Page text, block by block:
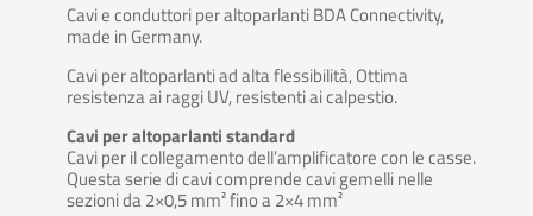
Cavi e conduttori per altoparlanti BDA Connectivity,
made in Germany.
Cavi per altoparlanti ad alta flessibilità, Ottima
resistenza ai raggi UV, resistenti ai calpestio.
Cavi per altoparlanti standard
Cavi per il collegamento dell’amplificatore con le casse.
Questa serie di cavi comprende cavi gemelli nelle
sezioni da 2×0,5 mm² fino a 2×4 mm²